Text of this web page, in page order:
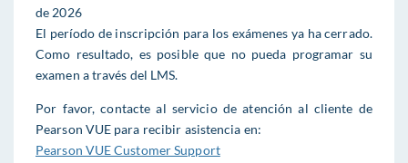
de 2026
El período de inscripción para los exámenes ya ha cerrado.
Como resultado, es posible que no pueda programar su
examen a través del LMS.
Por favor, contacte al servicio de atención al cliente de
Pearson VUE para recibir asistencia en:
Pearson VUE Customer Support